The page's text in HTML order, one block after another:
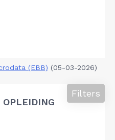
(EBB) (05-03-2026)
Filters